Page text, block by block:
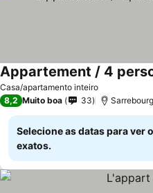
Casa/apartamento inteiro
8,2 Muito boa 33
Selecione as datas para ver
exatos.